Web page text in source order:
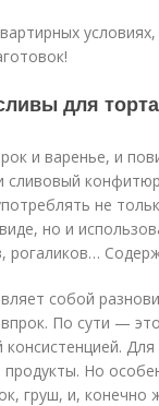
условиях,
для
и варенье, и
сливовый
не
но и
рогаликов…
собой
впрок. По сути —
Но
груш, и, конечно